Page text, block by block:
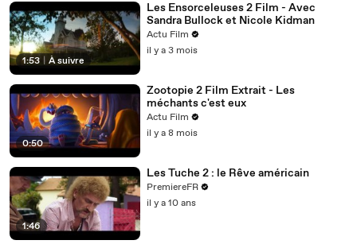
1:53 À suivre
Les Ensorceleuses 2 Film - Avec
Sandra Bullock et Nicole Kidman
Actu Film
il y a 3 mois
0:50
Zootopie 2 Film Extrait - Les
méchants c'est eux
Actu Film
il y a 8 mois
1:46
Les Tuche 2 : le Rêve américain
PremiereFR
il y a 10 ans